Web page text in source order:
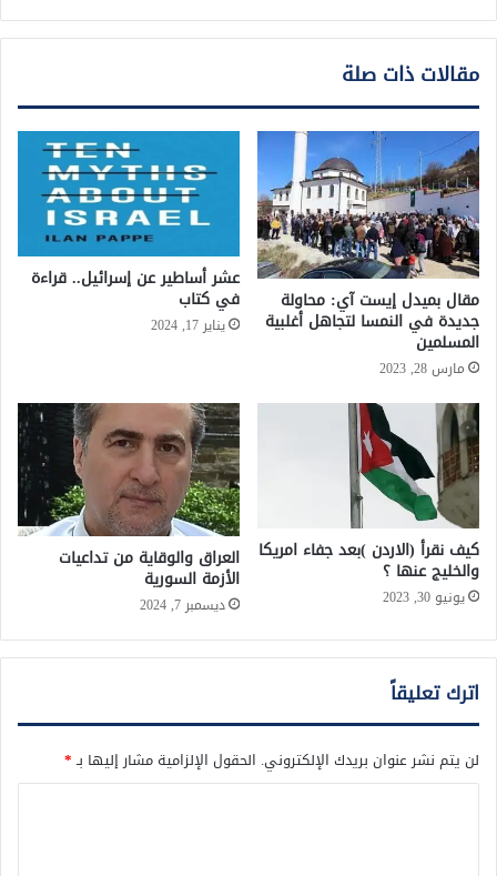
مقالات ذات صلة
مقال بميدل إيست آي: محاولة
جديدة في النمسا لتجاهل أغلبية
المسلمين
مارس 28, 2023
عشر أساطير عن إسرائيل.. قراءة
في كتاب
يناير 17, 2024
كيف نقرأ (الاردن )بعد جفاء امريكا
والخليج عنها ؟
يونيو 30, 2023
العراق والوقاية من تداعيات
الأزمة السورية
ديسمبر 7, 2024
اترك تعليقاً
لن يتم نشر عنوان بريدك الإلكتروني. الحقول الإلزامية مشار إليها بـ*